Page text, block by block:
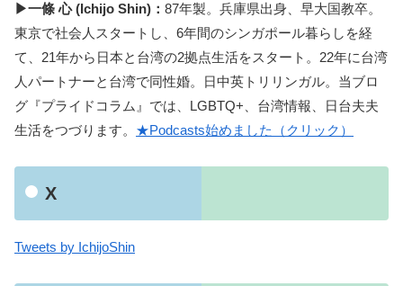
▶一條 心 (Ichijo Shin)： 87年製。兵庫県出身、早大国教卒。
東京で社会人スタートし、6年間のシンガポール暮らしを経
て、21年から日本と台湾の2拠点生活をスタート。22年に台湾
人パートナーと台湾で同性婚。日中英トリリンガル。当ブロ
グ『プライドコラム』では、LGBTQ+、台湾情報、日台夫夫
生活をつづります。 ★Podcasts始めました（クリック）
X
Tweets by IchijoShin